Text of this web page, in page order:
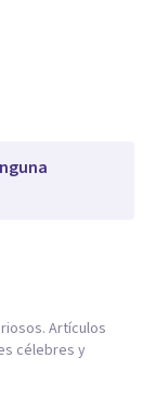
Artículos
célebres y